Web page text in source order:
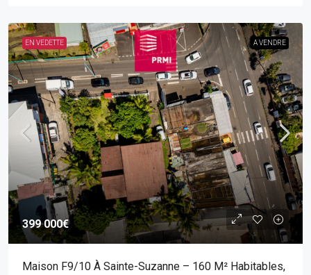
EN VEDETTE A VENDRE
399 000€
Maison F9/10 À Sainte-Suzanne – 160 M² Habitables,